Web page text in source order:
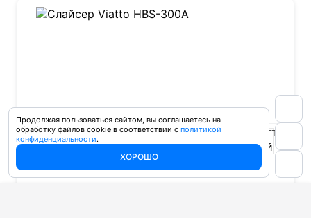
Артикул: 10723 VIATTO
Слайсер Viatto HBS-300A
Продолжая пользоваться сайтом, вы соглашаетесь на
обработку файлов cookie в соответствии с политикой
конфиденциальности.
ХОРОШО